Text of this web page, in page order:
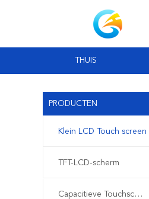
THUIS
PRODUCTEN
Klein LCD Touch screen
TFT-LCD-scherm
Capacitieve Touchscreen van TFT LCD